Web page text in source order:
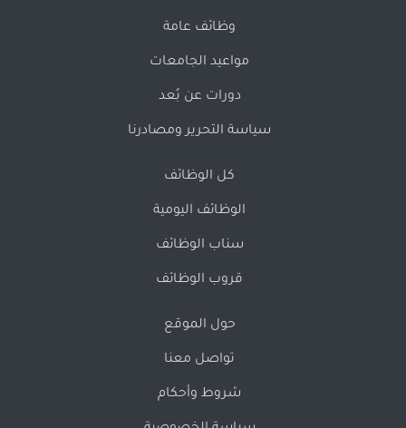
وظائف عامة
مواعيد الجامعات
دورات عن بُعد
سياسة التحرير ومصادرنا
كل الوظائف
الوظائف اليومية
سناب الوظائف
قروب الوظائف
حول الموقع
تواصل معنا
شروط وأحكام